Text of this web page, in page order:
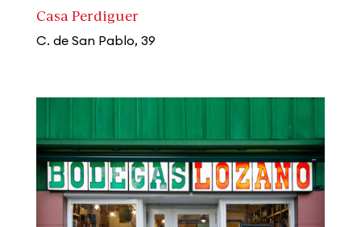
Casa Perdiguer
C. de San Pablo, 39